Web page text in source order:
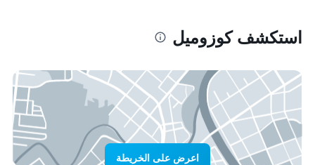
استكشف كوزوميل
اعرض على الخريطة